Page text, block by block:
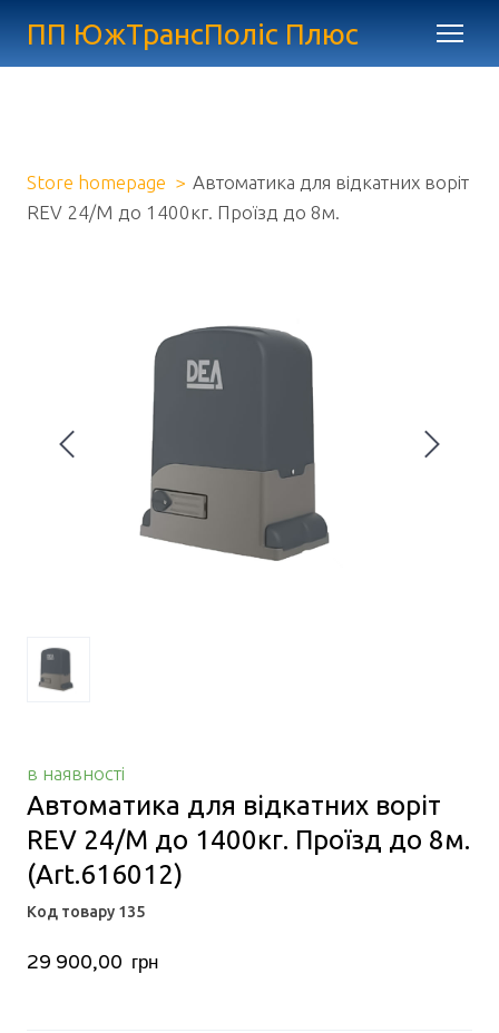
ПП ЮжТрансПоліс Плюс
Store homepage
Автоматика для відкатних воріт
REV 24/M до 1400кг. Проїзд до 8м.
в наявності
Автоматика для відкатних воріт
REV 24/M до 1400кг. Проїзд до 8м.
(Art.616012)
Код товару 135
29 900,00  грн